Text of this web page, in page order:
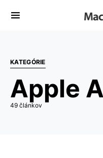
KATEGÓRIE
Apple
49 článkov